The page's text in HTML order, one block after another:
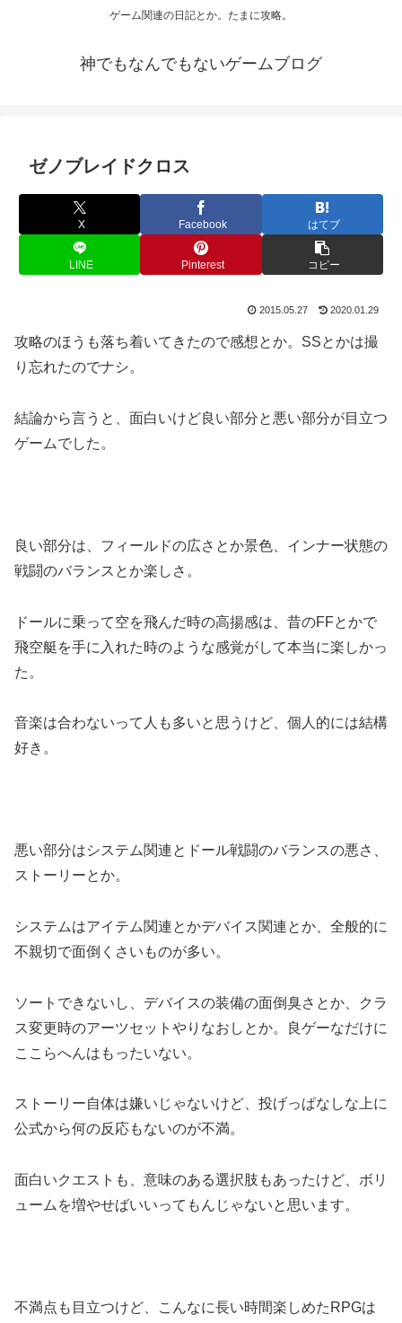
ゲーム関連の日記とか。たまに攻略。
神でもなんでもないゲームブログ
ゼノブレイドクロス
X Facebook はてブ
LINE Pinterest コピー
2015.05.27 2020.01.29
攻略のほうも落ち着いてきたので感想とか。SSとかは撮
り忘れたのでナシ。
結論から言うと、面白いけど良い部分と悪い部分が目立つ
ゲームでした。
良い部分は、フィールドの広さとか景色、インナー状態の
戦闘のバランスとか楽しさ。
ドールに乗って空を飛んだ時の高揚感は、昔のFFとかで
飛空艇を手に入れた時のような感覚がして本当に楽しかっ
た。
音楽は合わないって人も多いと思うけど、個人的には結構
好き。
悪い部分はシステム関連とドール戦闘のバランスの悪さ、
ストーリーとか。
システムはアイテム関連とかデバイス関連とか、全般的に
不親切で面倒くさいものが多い。
ソートできないし、デバイスの装備の面倒臭さとか、クラ
ス変更時のアーツセットやりなおしとか。良ゲーなだけに
ここらへんはもったいない。
ストーリー自体は嫌いじゃないけど、投げっぱなしな上に
公式から何の反応もないのが不満。
面白いクエストも、意味のある選択肢もあったけど、ボリ
ュームを増やせばいいってもんじゃないと思います。
不満点も目立つけど、こんなに長い時間楽しめたRPGは